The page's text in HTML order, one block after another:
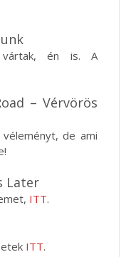
vártak, én is. A
– Vérvörös
de ami
Later
ITT.
ITT.